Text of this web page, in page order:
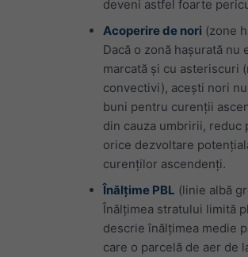
deveni astfel foarte
Acoperire de nori (zone
Dacă o zonă hașurată nu
marcată și cu asteriscuri
convectivi), acești nori
buni pentru curenții
din cauza umbririi, reduc
orice dezvoltare
curenților ascendenți.
Înălțime PBL (linie albă
Înălțimea stratului limită
descrie înălțimea medie
care o parcelă de aer de